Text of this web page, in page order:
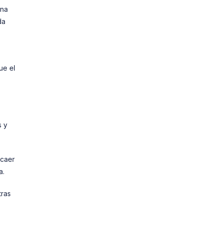
el
y